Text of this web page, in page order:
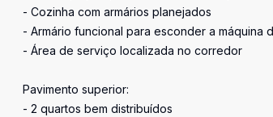
- Cozinha com armários planejados
- Armário funcional para esconder a máquina
- Área de serviço localizada no corredor
Pavimento superior:
- 2 quartos bem distribuídos